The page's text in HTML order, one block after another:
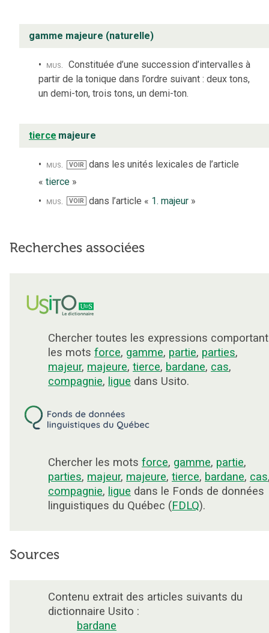
gamme majeure (naturelle)
mus.
Constituée d’une succession d’intervalles à
partir de la tonique dans l’ordre suivant : deux tons,
un demi-ton, trois tons, un demi-ton.
tierce majeure
mus. VOIR dans les unités lexicales de l’article
« tierce »
mus.
VOIR dans l’article « 1. majeur»
Recherches associées
Chercher toutes les expressions comportant
les mots force, gamme, partie, parties,
majeur, majeure, tierce, bardane, cas,
compagnie, ligue dans Usito.
Chercher les mots force, gamme, partie,
parties, majeur, majeure, tierce, bardane, cas
compagnie, ligue dans le Fonds de données
linguistiques du Québec (FDLQ).
Sources
Contenu extrait des articles suivants du
dictionnaire Usito :
bardane